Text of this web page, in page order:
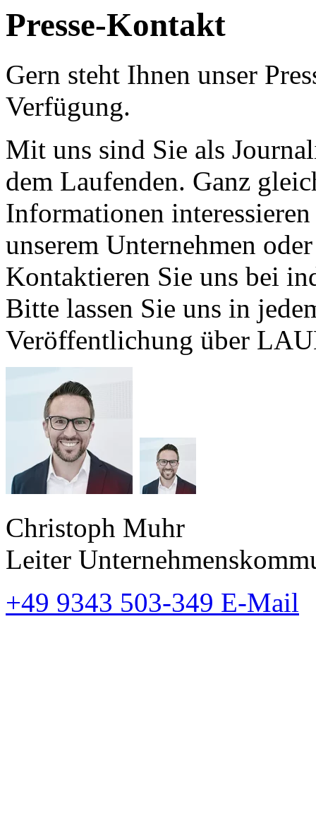
Presse-Kontakt
Gern steht Ihnen unser
Verfügung.
Mit uns sind Sie als
dem Laufenden. Ganz
Informationen
unserem Unternehmen
Kontaktieren Sie uns bei
Bitte lassen Sie uns in
Veröffentlichung über
Christoph Muhr
Leiter
+49 9343 503-349 E-Mail